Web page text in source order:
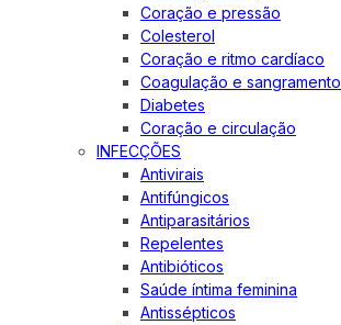
Coração e pressão
Colesterol
Coração e ritmo cardíaco
Coagulação e sangramento
Diabetes
Coração e circulação
INFECÇÕES
Antivirais
Antifúngicos
Antiparasitários
Repelentes
Antibióticos
Saúde íntima feminina
Antissépticos